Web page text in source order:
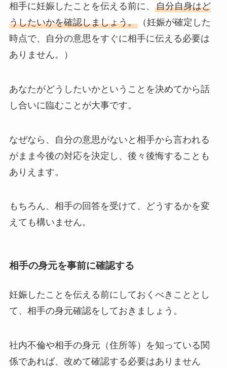
相手に妊娠したことを伝える前に、 自分自身はど
うしたいかを確認しましょう。（妊娠が確定した
時点で、自分の意思をすぐに相手に伝える必要は
ありません。）
あなたがどうしたいかということを決めてから話
し合いに臨むことが大事です。
なぜなら、自分の意思がないと相手から言われる
がまま今後の対応を決定し、後々後悔することも
ありえます。
もちろん、相手の回答を受けて、どうするかを変
えても構いません。
相手の身元を事前に確認する
妊娠したことを伝える前にしておくべきこととし
て、 相手の身元確認をしておきましょう 。
社内不倫や相手の身元（住所等）を知っている関
係であれば、改めて確認する必要はありません